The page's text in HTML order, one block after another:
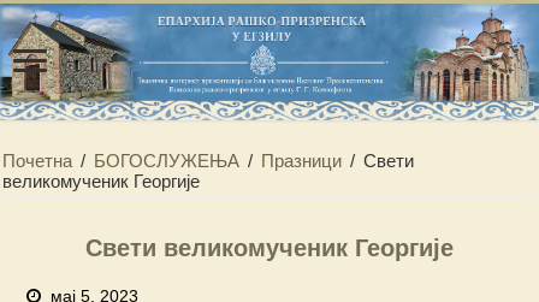
Почетна / БОГОСЛУЖЕЊА / Празници / Свети
великомученик Георгије
Свети великомученик Георгије
мај 5, 2023